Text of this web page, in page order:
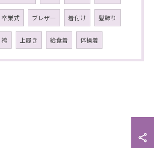
卒業式 ブレザー 着付け 髪飾り
袴 上履き 給食着 体操着